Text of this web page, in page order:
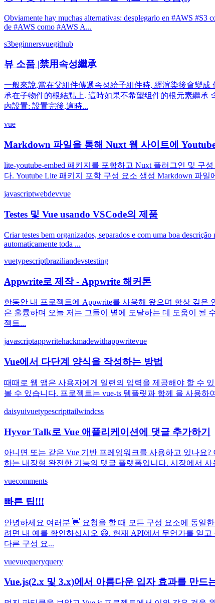
Obviamente hay muchas alternativas: desplegarlo en #AWS #S3
de #AWS como #AWS A...
s3beginnersvuegithub
뷰 소품 |禁用속성繼承
一般來說,當在父組件傳遞속성給子組件時, 經渲染後會變成
承在子物件的根結點上. 這時如果不希望组件的根元素繼承
內設置: 設置完後,這時...
vue
Markdown 파일을 통해 Nuxt 웹 사이트에
lite-youtube-embed 패키지를 포함하고 Nuxt 플러그인 및
다. Youtube Lite 패키지 포함 구성 요소 생성 Markdown 파
javascriptwebdevvue
Testes 및 Vue usando VSCode의 제품
Criar testes bem organizados, separados e com uma boa
automaticamente toda ...
vuetypescriptbraziliandevstesting
Appwrite로 제작 - Appwrite 해커톤
한동안 내 프로젝트에 Appwrite를 사용해 왔으며 항상 깊
은 훌륭하며 오늘 저는 그들이 별에 도달하는 데 도움이 될
젝트...
javascriptappwritehackmadewithappwritevue
Vue에서 다단계 양식을 작성하는 방법
때때로 웹 앱은 사용자에게 일련의 입력을 제공해야 할 수
볼 수 있습니다. 프로젝트는 vue-ts 템플릿과 함께 을 사용
daisyuivuetypescripttailwindcss
Hyvor Talk로 Vue 애플리케이션에 댓글 추가하기
아니면 또는 같은 Vue 기반 프레임워크를 사용하고 있나요
하는 내장형 완전한 기능의 댓글 플랫폼입니다. 시장에서
vuecomments
빠른 팁!!!
안녕하세요 여러분 👋 요청을 할 때 모든 구성 요소에 동일
려면 내 예를 확인하십시오 😃. 현재 API에서 무언가를 얻
다른 구성 요...
vuevuequeryquery
Vue.js(2.x 및 3.x)에서 아름다운 입자 효과를 만드